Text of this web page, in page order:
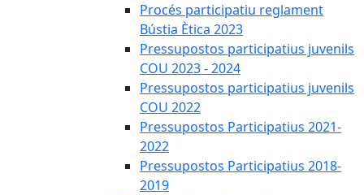
Procés participatiu reglament
Bústia Ètica 2023
Pressupostos participatius juvenils
COU 2023 - 2024
Pressupostos participatius juvenils
COU 2022
Pressupostos Participatius 2021-
2022
Pressupostos Participatius 2018-
2019